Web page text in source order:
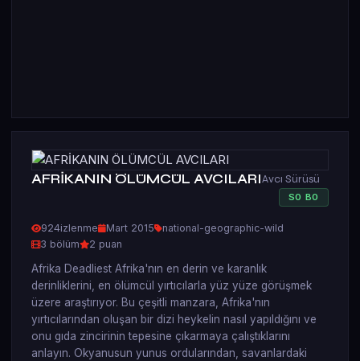
AFRİKANIN ÖLÜMCÜL AVCILARIAvcı Sürüsü
S0 B0
924izlenme Mart 2015
national-geographic-wild
3 bölüm
2 puan
Afrika Deadliest Afrika'nın en derin ve karanlık
derinliklerini, en ölümcül yırtıcılarla yüz yüze görüşmek
üzere araştırıyor. Bu çeşitli manzara, Afrika'nın
yırtıcılarından oluşan bir dizi heykelin nasıl yapıldığını ve
onu gıda zincirinin tepesine çıkarmaya çalıştıklarını
anlayın. Okyanusun yunus ordularından, savanlardaki